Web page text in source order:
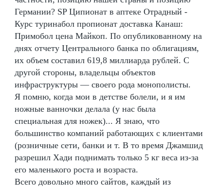
Германии? SP Ципионат в аптеке Отрадный -
Курс туринабол пропионат доставка Канаш:
Примобол цена Майкоп. По опубликованному на
днях отчету Центрального банка по облигациям,
их объем составил 619,8 миллиарда рублей. С
другой стороны, владельцы объектов
инфраструктуры — своего рода монополисты.
Я помню, когда мои в детстве болели, и я им
ножные ванночки делала (у нас была
специальная для ножек)... Я знаю, что
большинство компаний работающих с клиентами
(розничные сети, банки и т. В то время Джамшид
разрешил Хади поднимать только 5 кг веса из-за
его маленького роста и возраста.
Всего довольно много сайтов, каждый из